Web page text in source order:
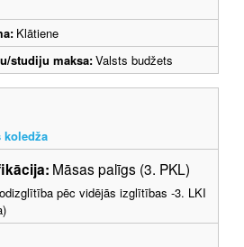
Klātiene
studiju maksa:Valsts budžets
koledža
Māsas palīgs (3. PKL)
pēc vidējās izglītības -3. LKI